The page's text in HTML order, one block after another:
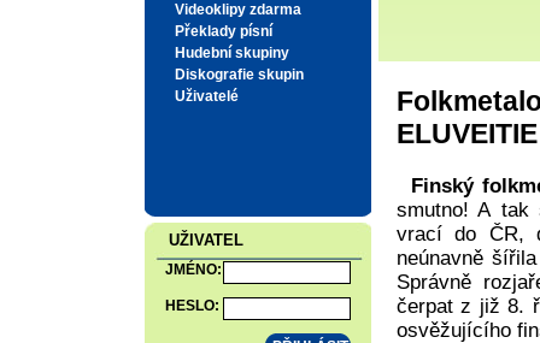
Videoklipy zdarma
Překlady písní
Hudební skupiny
Diskografie skupin
Uživatelé
UŽIVATEL
JMÉNO:
HESLO:
Finský
smutno! A tak
vrací do ČR,
neúnavně
Správně
čerpat z již 8.
osvěžujícího